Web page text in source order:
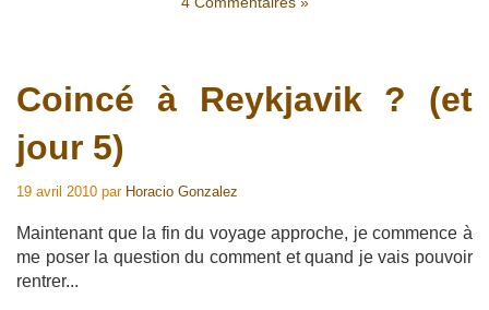
Coincé à Reykjavik ? (et
jour 5)
19 avril 2010 par Horacio Gonzalez
Maintenant que la fin du voyage approche, je commence à
me poser la question du comment et quand je vais pouvoir
rentrer...